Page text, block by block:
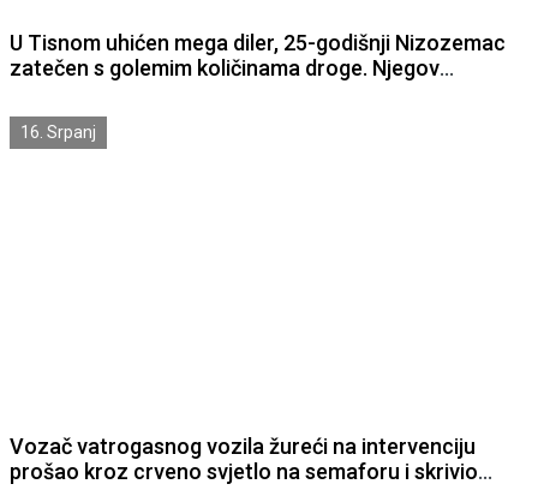
U Tisnom uhićen mega diler, 25-godišnji Nizozemac
zatečen s golemim količinama droge. Njegov
kuća
16. Srpanj
Vozač vatrogasnog vozila žureći na intervenciju
prošao kroz crveno svjetlo na semaforu i skrivio